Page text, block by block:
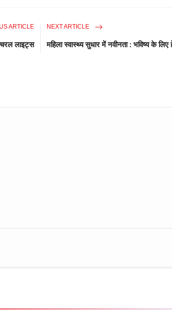
ARTICLE
लाइट्स
NEXT ARTICLE
महिला स्वास्थ्य सुधार में नवीनता : भविष्य के
Figure • 30 Mar, 2026